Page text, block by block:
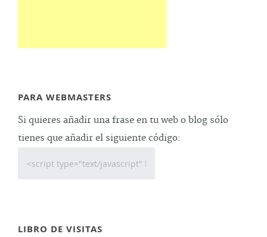
PARA WEBMASTERS
Si quieres añadir una frase en tu web o blog sólo
tienes que añadir el siguiente código:
LIBRO DE VISITAS